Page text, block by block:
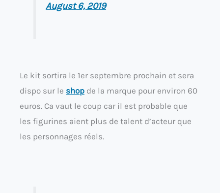
August 6, 2019
Le kit sortira le 1er septembre prochain et sera
dispo sur le shop de la marque pour environ 60
euros. Ca vaut le coup car il est probable que
les figurines aient plus de talent d’acteur que
les personnages réels.